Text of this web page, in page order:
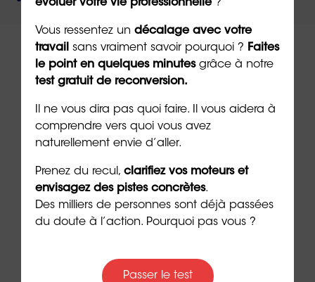
À lire sur le même thème
évoluer votre vie professionnelle?
Vous ressentez un décalage avec votre
travail sans vraiment savoir pourquoi ? Faites
le point en quelques minutesgrâce à notre
test gratuit de reconversion.
Il ne vous dira pas quoi faire. Il vous aidera à
comprendre vers quoi vous avez
naturellement envie d’aller.
Prenez du recul, clarifiez vos moteurs et
envisagez des pistes concrètes.
Des milliers de personnes sont déjà passées
du doute à l’action. Pourquoi pas vous ?
Passer le test